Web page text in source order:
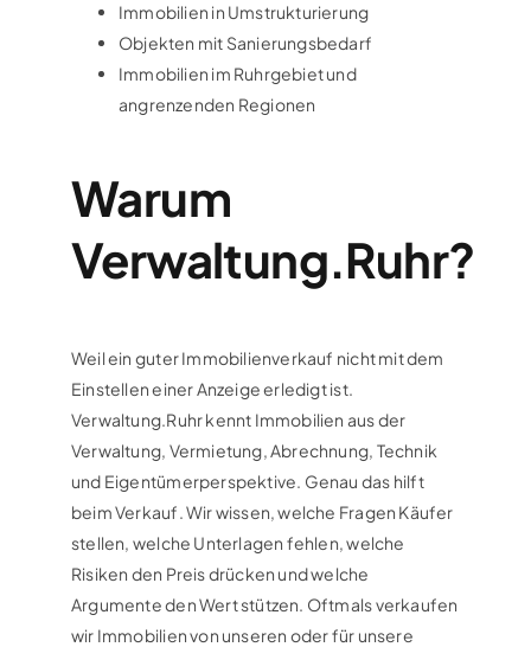
Immobilien in Umstrukturierung
Objekten mit Sanierungsbedarf
Immobilien im Ruhrgebiet und
angrenzenden Regionen
Warum
Verwaltung.Ruhr?
Weil ein guter Immobilienverkauf nicht mit dem
Einstellen einer Anzeige erledigt ist.
Verwaltung.Ruhr kennt Immobilien aus der
Verwaltung, Vermietung, Abrechnung, Technik
und Eigentümerperspektive. Genau das hilft
beim Verkauf. Wir wissen, welche Fragen Käufer
stellen, welche Unterlagen fehlen, welche
Risiken den Preis drücken und welche
Argumente den Wert stützen. Oftmals verkaufen
wir Immobilien von unseren oder für unsere